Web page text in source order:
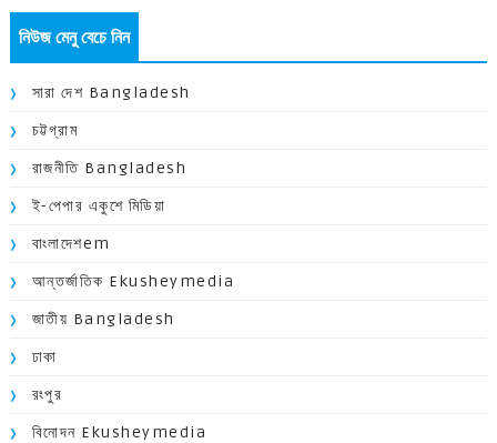
নিউজ মেনু বেচে নিন
সারা দেশ Bangladesh
চট্টগ্রাম
রাজনীতি Bangladesh
ই-পেপার একুশে মিডিয়া
বাংলাদেশem
আন্তর্জাতিক Ekusheymedia
জাতীয় Bangladesh
ঢাকা
রংপুর
বিনোদন Ekusheymedia